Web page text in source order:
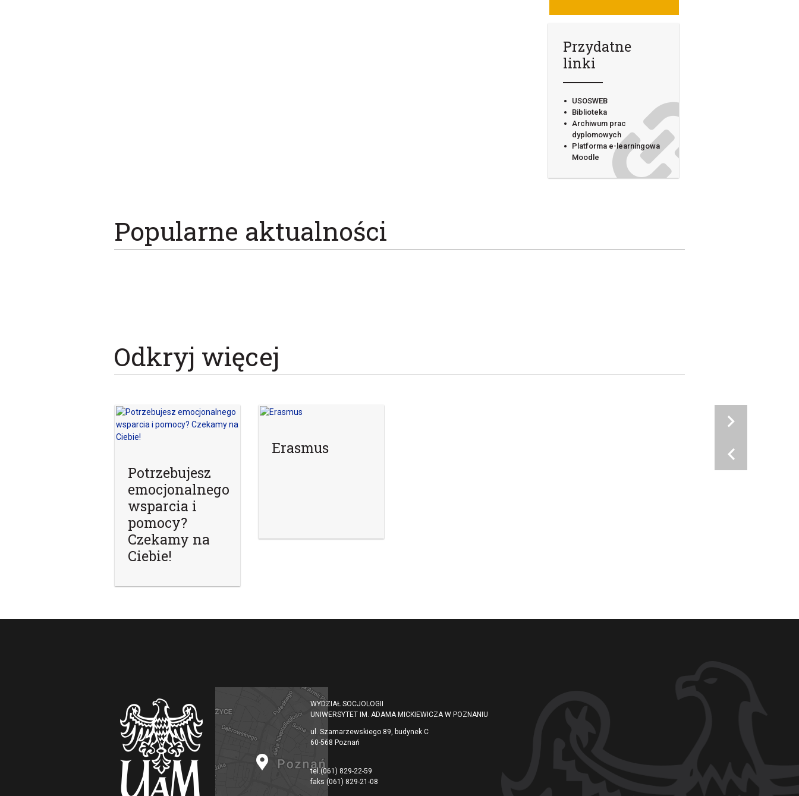
Przydatne
linki
USOSWEB
Biblioteka
Archiwum prac
dyplomowych
Platforma e-learningowa
Moodle
Popularne aktualności
Odkryj więcej
Potrzebujesz
emocjonalnego
wsparcia i
pomocy?
Czekamy na
Ciebie!
Erasmus
WYDZIAŁ SOCJOLOGII
UNIWERSYTET IM. ADAMA MICKIEWICZA W POZNANIU
ul. Szamarzewskiego 89, budynek C
60-568 Poznań
tel.(061) 829-22-59
faks (061) 829-21-08